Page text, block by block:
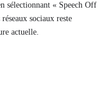
sélectionnant « Speech Off
sociaux reste
actuelle.